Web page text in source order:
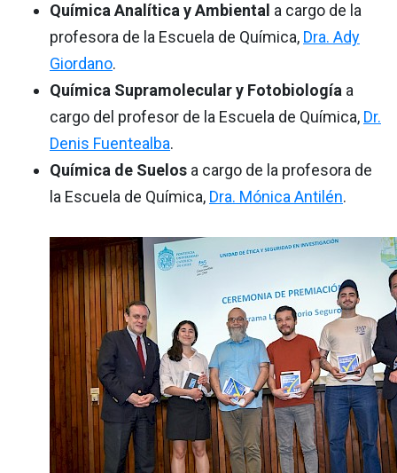
Química Analítica y Ambiental a cargo de la
profesora de la Escuela de Química, Dra. Ady
Giordano.
Química Supramolecular y Fotobiología a
cargo del profesor de la Escuela de Química, Dr.
Denis Fuentealba.
Química de Suelos a cargo de la profesora de
la Escuela de Química, Dra. Mónica Antilén.